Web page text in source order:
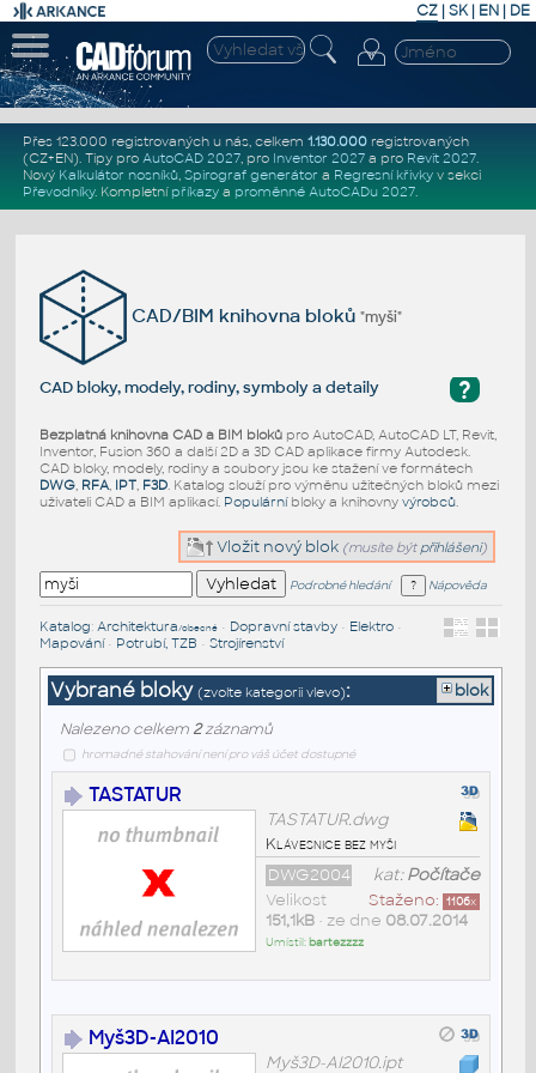
CZ | SK| EN | DE
Přes 123.000 registrovaných u nás, celkem 1.130.000registrovaných
(CZ+EN). Tipy pro AutoCAD 2027, pro Inventor 2027a pro Revit 2027.
Nový Kalkulátor nosníků, Spirograf generátor a Regresní křivkyv sekci
Převodníky. Kompletní příkazya proměnné AutoCADu 2027.
CAD/BIM knihovna bloků"myši"
?
CAD bloky, modely, rodiny, symboly a detaily
Bezplatná knihovna CAD a BIM blokůpro AutoCAD, AutoCAD LT, Revit,
Inventor, Fusion 360 a další 2D a 3D CAD aplikace firmy Autodesk.
CAD bloky, modely, rodiny a soubory jsou ke stažení ve formátech
DWG, RFA, IPT, F3D. Katalog slouží pro výměnu užitečných bloků mezi
uživateli CAD a BIM aplikací. Populárníbloky a knihovny výrobců.
Vložit nový blok (musíte být přihlášeni)
Podrobné hledání Nápověda
Katalog: Architektura/obecné• Dopravní stavby• Elektro•
Mapování• Potrubí, TZB • Strojírenství
Vybrané bloky (zvolte kategorii vlevo): blok
Nalezeno celkem 2záznamů
hromadné stahování není pro váš účet dostupné
TASTATUR
TASTATUR.dwg
Klávesnice bez myši
kat:Počítače
DWG2004
Staženo: 1106x
Velikost
151,1kB• ze dne 08.07.2014
Umístil: bartezzzz
Myš3D-AI2010
Myš3D-AI2010.ipt